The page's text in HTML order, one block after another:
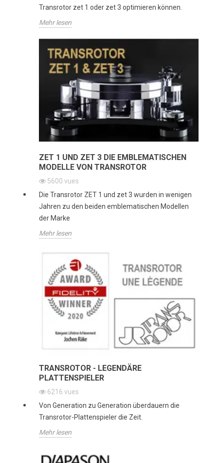
Transrotor zet 1 oder zet 3 optimieren können.
Mehr lesen
ZET 1 UND ZET 3 DIE EMBLEMATISCHEN
MODELLE VON TRANSROTOR
5600 vues
Die Transrotor ZET 1 und zet 3 wurden in wenigen
Jahren zu den beiden emblematischen Modellen
der Marke
Mehr lesen
TRANSROTOR - LEGENDÄRE
PLATTENSPIELER
6216 vues
Von Generation zu Generation überdauern die
Transrotor-Plattenspieler die Zeit.
Mehr lesen